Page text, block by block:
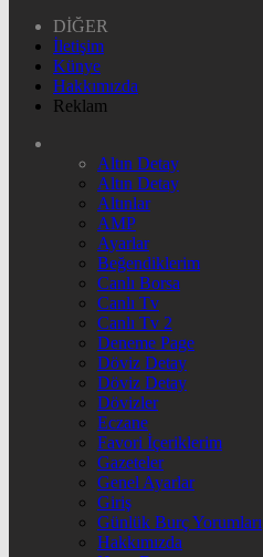
DİĞER
İletişim
Künye
Hakkımızda
Reklam
Altın Detay
Altın Detay
Altınlar
AMP
Ayarlar
Beğendiklerim
Canlı Borsa
Canlı Tv
Canlı Tv 2
Deneme Page
Döviz Detay
Döviz Detay
Dövizler
Eczane
Favori İçeriklerim
Gazeteler
Genel Ayarlar
Giriş
Günlük Burç Yorumları
Hakkımızda